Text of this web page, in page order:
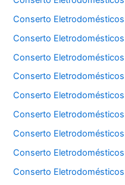
Conserto Eletrodomésticos
Conserto Eletrodomésticos
Conserto Eletrodomésticos
Conserto Eletrodomésticos
Conserto Eletrodomésticos
Conserto Eletrodomésticos
Conserto Eletrodomésticos
Conserto
Conserto